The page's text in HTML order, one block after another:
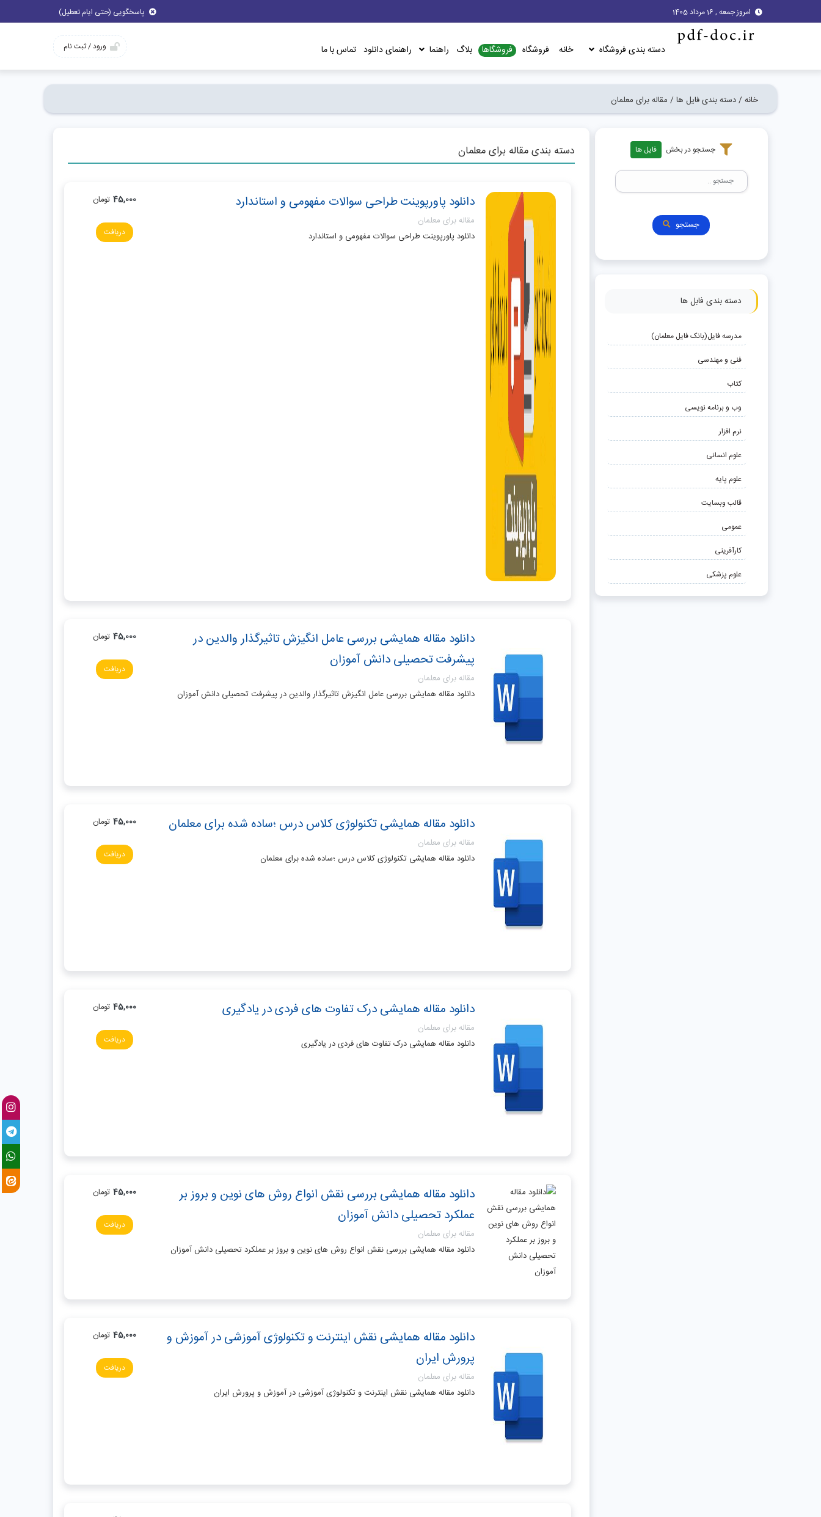
امروز جمعه , 16 مرداد 1405 پاسخگویی (حتی ایام تعطیل)
دسته بندی فروشگاه خانه فروشگاه فروشگاها بلاگ راهنما راهنمای دانلود تماس با ما ورود / ثبت نام
خانه /دسته بندی فایل ها / مقاله برای معلمان
جستجو در بخش فایل ها
جستجو
دسته بندی فابل ها
مدرسه فایل(بانک فایل معلمان)
فنی و مهندسی
کتاب
وب و برنامه نویسی
نرم افزار
علوم انسانی
علوم پایه
قالب وبسایت
عمومی
کارآفرینی
علوم پزشکی
دسته بندی مقاله برای معلمان
دانلود پاورپوینت طراحی سوالات مفهومی و استاندارد
مقاله برای معلمان
دانلود پاورپوینت طراحی سوالات مفهومی و استاندارد
45,000 تومان
دریافت
دانلود مقاله همایشی بررسی عامل انگیزش تاثیرگذار والدین در
پیشرفت تحصیلی دانش آموزان
مقاله برای معلمان
دانلود مقاله همایشی بررسی عامل انگیزش تاثیرگذار والدین در پیشرفت تحصیلی دانش آموزان
45,000 تومان
دریافت
دانلود مقاله همایشی تکنولوژی کلاس درس ؛ساده شده برای معلمان
مقاله برای معلمان
دانلود مقاله همایشی تکنولوژی کلاس درس ؛ساده شده برای معلمان
45,000 تومان
دریافت
دانلود مقاله همایشی درک تفاوت های فردی در یادگیری
مقاله برای معلمان
دانلود مقاله همایشی درک تفاوت های فردی در یادگیری
45,000 تومان
دریافت
دانلود مقاله همایشی بررسی نقش انواع روش های نوین و بروز بر
عملکرد تحصیلی دانش آموزان
مقاله برای معلمان
دانلود مقاله همایشی بررسی نقش انواع روش های نوین و بروز بر عملکرد تحصیلی دانش آموزان
45,000 تومان
دریافت
دانلود مقاله همایشی نقش اینترنت و تکنولوژی آموزشی در آموزش و
پرورش ایران
مقاله برای معلمان
دانلود مقاله همایشی نقش اینترنت و تکنولوژی آموزشی در آموزش و پرورش ایران
45,000 تومان
دریافت